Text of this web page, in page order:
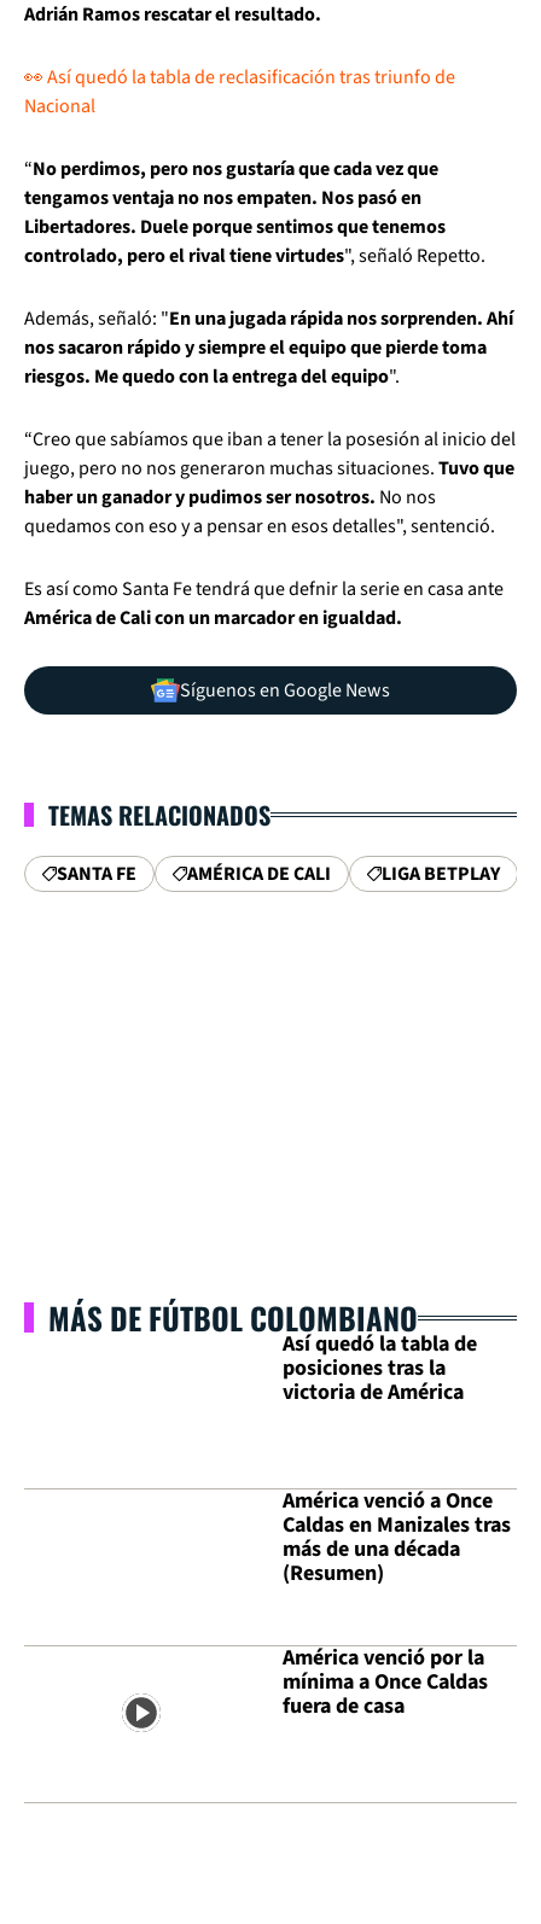
Adrián Ramos rescatar el resultado.
👀 Así quedó la tabla de reclasificación tras triunfo de
Nacional
“No perdimos, pero nos gustaría que cada vez que
tengamos ventaja no nos empaten. Nos pasó en
Libertadores. Duele porque sentimos que tenemos
controlado, pero el rival tiene virtudes", señaló Repetto.
Además, señaló: "En una jugada rápida nos sorprenden. Ahí
nos sacaron rápido y siempre el equipo que pierde toma
riesgos. Me quedo con la entrega del equipo".
“Creo que sabíamos que iban a tener la posesión al inicio del
juego, pero no nos generaron muchas situaciones.Tuvo que
haber un ganador y pudimos ser nosotros. No nos
quedamos con eso y a pensar en esos detalles", sentenció.
Es así como Santa Fe tendrá que defnir la serie en casa ante
América de Cali con un marcador en igualdad.
Síguenos en Google News
TEMAS RELACIONADOS
SANTA FE AMÉRICA DE CALI LIGA BETPLAY
MÁS DE FÚTBOL COLOMBIANO
Así quedó la tabla de
posiciones tras la
victoria de América
América venció a Once
Caldas en Manizales tras
más de una década
(Resumen)
América venció por la
mínima a Once Caldas
fuera de casa